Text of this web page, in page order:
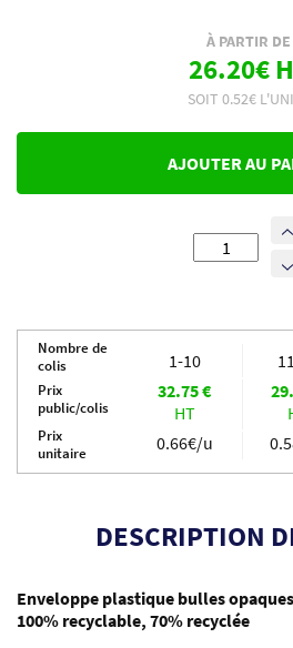
À PARTIR DE
26.20€
SOIT 0.52€
AJOUTER AU
quantité
de
bulles
opaques
microns
-
Nombre de
colis
Prix
public/colis
Prix
unitaire
1-10
32.75€
HT
0.66€/u
DESCRIPTION
Enveloppe plastique bulles
100% recyclable, 70% recyclée